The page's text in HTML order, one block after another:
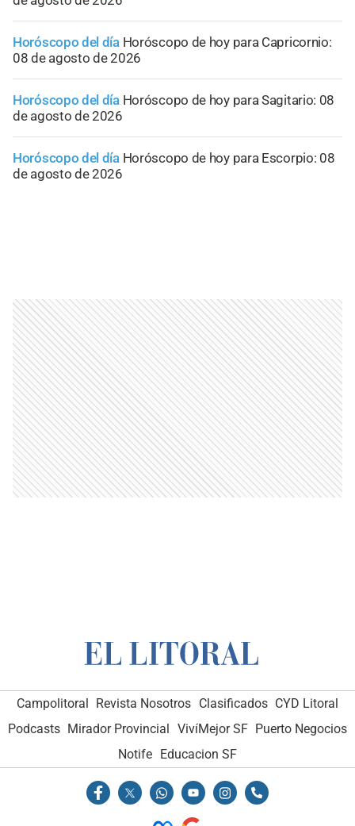
Horóscopo del día Horóscopo de hoy para Capricornio:
08 de agosto de 2026
Horóscopo del día Horóscopo de hoy para Sagitario: 08
de agosto de 2026
Horóscopo del día Horóscopo de hoy para Escorpio: 08
de agosto de 2026
Campolitoral Revista Nosotros Clasificados CYD Litoral
Podcasts Mirador Provincial VivíMejor SF Puerto Negocios
Notife Educacion SF